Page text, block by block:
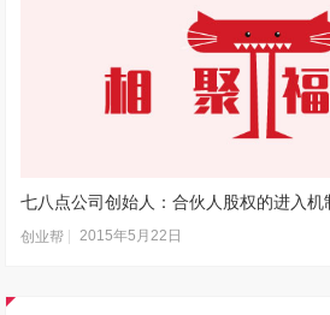
七八点公司创始人：合伙人股权的进入机
创业帮 2015年5月22日